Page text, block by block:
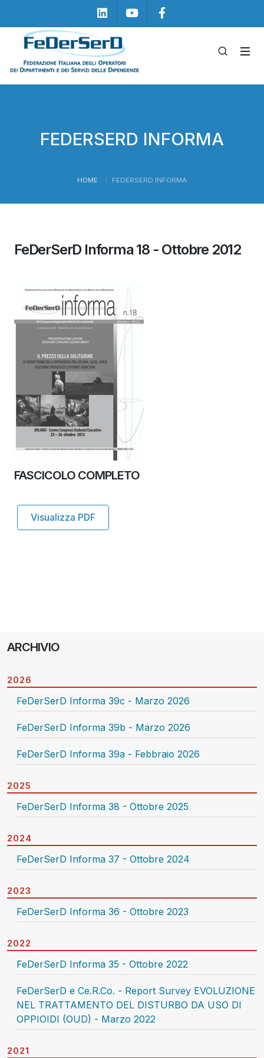
Linkedin Youtube
FEDERSERD INFORMA
HOME FEDERSERD INFORMA
FeDerSerD Informa 18 - Ottobre 2012
FASCICOLO COMPLETO
Visualizza PDF
ARCHIVIO
2026
FeDerSerD Informa 39c - Marzo 2026
FeDerSerD Informa 39b - Marzo 2026
FeDerSerD Informa 39a - Febbraio 2026
2025
FeDerSerD Informa 38 - Ottobre 2025
2024
FeDerSerD Informa 37 - Ottobre 2024
2023
FeDerSerD Informa 36 - Ottobre 2023
2022
FeDerSerD Informa 35 - Ottobre 2022
FeDerSerD e Ce.R.Co. - Report Survey EVOLUZIONE
NEL TRATTAMENTO DEL DISTURBO DA USO DI
OPPIOIDI (OUD) - Marzo 2022
2021